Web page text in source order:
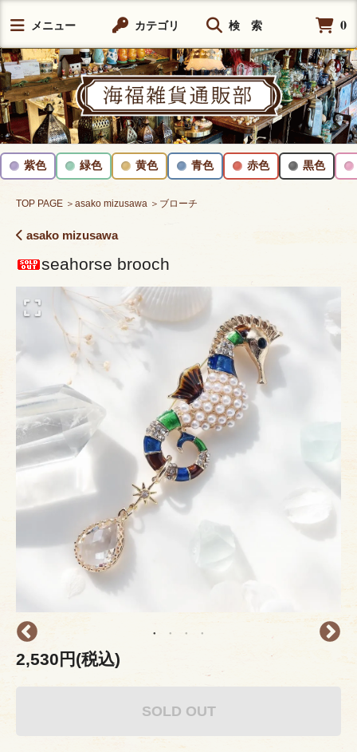
メニュー カテゴリ 検 索 0
紫色 緑色 黄色 青色 赤色 黒色
TOP PAGE ＞asako mizusawa ＞ブローチ
asako mizusawa
seahorse brooch
2,530円(税込)
SOLD OUT